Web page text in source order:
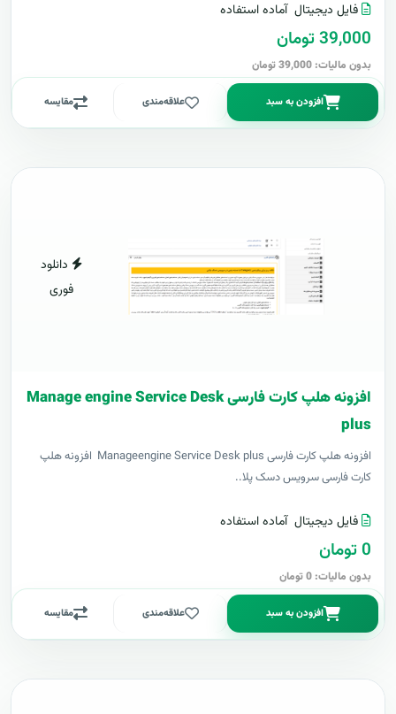
فایل دیجیتال آماده استفاده
39,000 تومان
بدون مالیات: 39,000 تومان
افزودن به سبد علاقه‌مندی مقایسه
دانلود
فوری
افزونه هلپ کارت فارسی Manage engine Service Desk
plus
افزونه هلپ کارت فارسی Manageengine Service Desk plus افزونه هلپ
کارت فارسی سرویس دسک پلا..
فایل دیجیتال آماده استفاده
0 تومان
بدون مالیات: 0 تومان
افزودن به سبد علاقه‌مندی مقایسه